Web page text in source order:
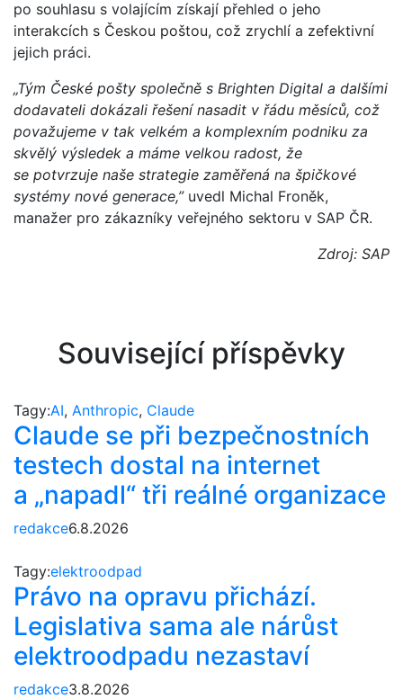
po souhlasu s volajícím získají přehled o jeho
interakcích s Českou poštou, což zrychlí a zefektivní
jejich práci.
„Tým České pošty společně s Brighten Digital a dalšími
dodavateli dokázali řešení nasadit v řádu měsíců, což
považujeme v tak velkém a komplexním podniku za
skvělý výsledek a máme velkou radost, že
se potvrzuje naše strategie zaměřená na špičkové
systémy nové generace,”uvedl Michal Froněk,
manažer pro zákazníky veřejného sektoru v SAP ČR.
Zdroj: SAP
Související příspěvky
Tagy:AI, Anthropic, Claude
Claude se při bezpečnostních
testech dostal na internet
a „napadl“ tři reálné organizace
redakce6.8.2026
Tagy:elektroodpad
Právo na opravu přichází.
Legislativa sama ale nárůst
elektroodpadu nezastaví
redakce3.8.2026